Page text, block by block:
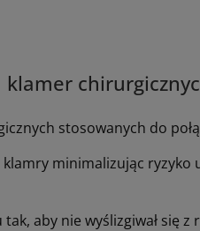
klamer
stosowanych do
minimalizując ryzyko
aby nie wyślizgiwał się z